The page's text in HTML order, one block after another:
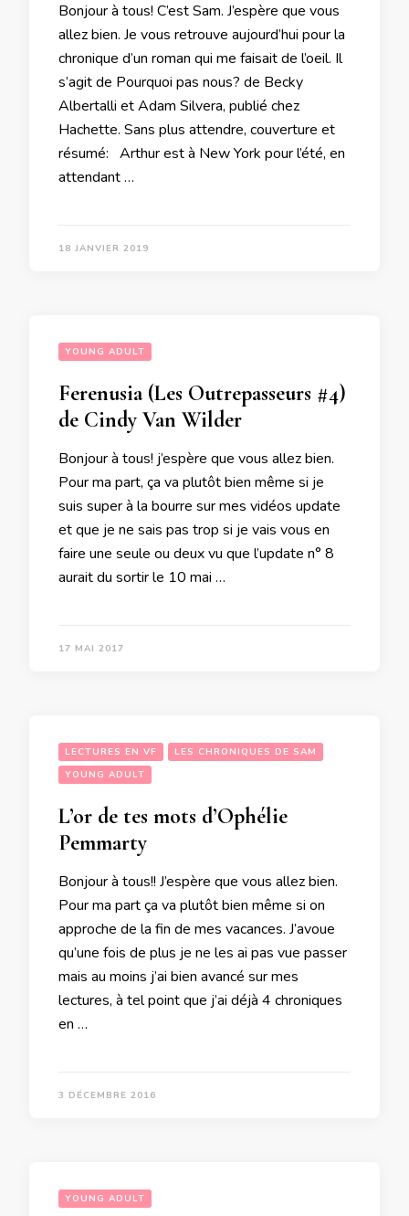
Bonjour à tous! C’est Sam. J’espère que vous
allez bien. Je vous retrouve aujourd’hui pour la
chronique d’un roman qui me faisait de l’oeil. Il
s’agit de Pourquoi pas nous? de Becky
Albertalli et Adam Silvera, publié chez
Hachette. Sans plus attendre, couverture et
résumé: Arthur est à New York pour l’été, en
attendant …
18 JANVIER 2019
YOUNG ADULT
Ferenusia (Les Outrepasseurs #4)
de Cindy Van Wilder
Bonjour à tous! j’espère que vous allez bien.
Pour ma part, ça va plutôt bien même si je
suis super à la bourre sur mes vidéos update
et que je ne sais pas trop si je vais vous en
faire une seule ou deux vu que l’update n° 8
aurait du sortir le 10 mai …
17 MAI 2017
LECTURES EN VF
LES CHRONIQUES DE SAM
YOUNG ADULT
L’or de tes mots d’Ophélie
Pemmarty
Bonjour à tous!! J’espère que vous allez bien.
Pour ma part ça va plutôt bien même si on
approche de la fin de mes vacances. J’avoue
qu’une fois de plus je ne les ai pas vue passer
mais au moins j’ai bien avancé sur mes
lectures, à tel point que j’ai déjà 4 chroniques
en …
3 DÉCEMBRE 2016
YOUNG ADULT